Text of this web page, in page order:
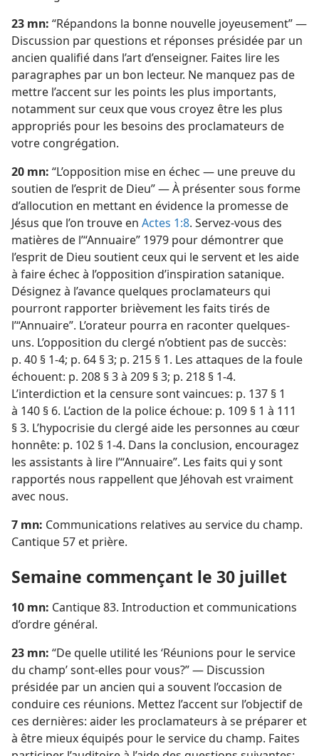
23 mn: “Répandons la bonne nouvelle joyeusement” —
Discussion par questions et réponses présidée par un
ancien qualifié dans l’art d’enseigner. Faites lire les
paragraphes par un bon lecteur. Ne manquez pas de
mettre l’accent sur les points les plus importants,
notamment sur ceux que vous croyez être les plus
appropriés pour les besoins des proclamateurs de
votre congrégation.
20 mn: “L’opposition mise en échec — une preuve du
soutien de l’esprit de Dieu” — À présenter sous forme
d’allocution en mettant en évidence la promesse de
Jésus que l’on trouve en Actes 1:8. Servez-​vous des
matières de l’“Annuaire” 1979 pour démontrer que
l’esprit de Dieu soutient ceux qui le servent et les aide
à faire échec à l’opposition d’inspiration satanique.
Désignez à l’avance quelques proclamateurs qui
pourront rapporter brièvement les faits tirés de
l’“Annuaire”. L’orateur pourra en raconter quelques-
uns. L’opposition du clergé n’obtient pas de succès:
p. 40 § 1-4; p. 64 § 3; p. 215 § 1. Les attaques de la foule
échouent: p. 208 § 3 à 209 § 3; p. 218 § 1-4.
L’interdiction et la censure sont vaincues: p. 137 § 1
à 140 § 6. L’action de la police échoue: p. 109 § 1 à 111
§ 3. L’hypocrisie du clergé aide les personnes au cœur
honnête: p. 102 § 1-4. Dans la conclusion, encouragez
les assistants à lire l’“Annuaire”. Les faits qui y sont
rapportés nous rappellent que Jéhovah est vraiment
avec nous.
7 mn: Communications relatives au service du champ.
Cantique 57 et prière.
Semaine commençant le 30 juillet
10 mn: Cantique 83. Introduction et communications
d’ordre général.
23 mn: “De quelle utilité les ‘Réunions pour le service
du champ’ sont-​elles pour vous?” — Discussion
présidée par un ancien qui a souvent l’occasion de
conduire ces réunions. Mettez l’accent sur l’objectif de
ces dernières: aider les proclamateurs à se préparer et
à être mieux équipés pour le service du champ. Faites